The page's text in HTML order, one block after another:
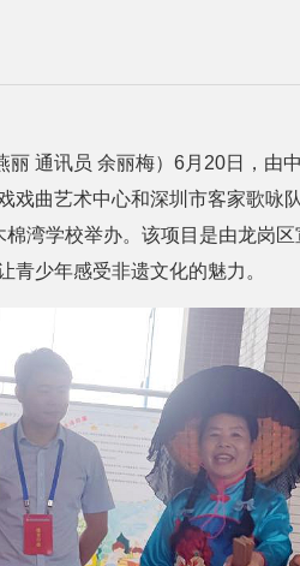
丽 通讯员 余丽梅）6月20日，由
曲艺术中心和深圳市客家歌咏
湾学校举办。该项目是由龙岗区
青少年感受非遗文化的魅力。